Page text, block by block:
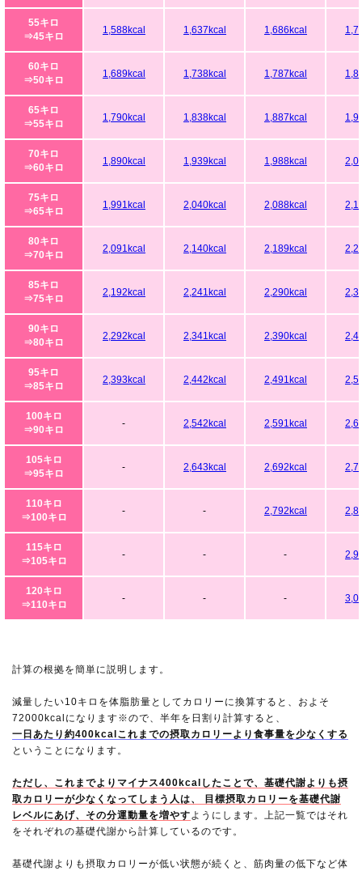
55キロ
⇒45キロ
1,588kcal 1,637kcal 1,686kcal
60キロ
⇒50キロ
1,689kcal 1,738kcal 1,787kcal
65キロ
⇒55キロ
1,790kcal 1,838kcal 1,887kcal
70キロ
⇒60キロ
1,890kcal 1,939kcal 1,988kcal
75キロ
⇒65キロ
1,991kcal 2,040kcal 2,088kcal
80キロ
⇒70キロ
2,091kcal 2,140kcal 2,189kcal
85キロ
⇒75キロ
2,192kcal 2,241kcal 2,290kcal
90キロ
⇒80キロ
2,292kcal 2,341kcal 2,390kcal
95キロ
⇒85キロ
2,393kcal 2,442kcal 2,491kcal
100キロ
⇒90キロ
- 2,542kcal 2,591kcal
105キロ
⇒95キロ
- 2,643kcal 2,692kcal
110キロ
⇒100キロ
- - 2,792kcal
115キロ
⇒105キロ
- - -
120キロ
⇒110キロ
- - -
計算の根拠を簡単に説明します。
減量したい10キロを体脂肪量としてカロリーに換算すると、およそ
72000kcalになります※ので、半年を日割り計算すると、
一日あたり約400kcalこれまでの摂取カロリーより食事量を少なくする
ということになります。
ただし、これまでよりマイナス400kcalしたことで、基礎代謝よりも摂
取カロリーが少なくなってしまう人は、 目標摂取カロリーを基礎代謝
レベルにあげ、その分運動量を増やすようにします。上記一覧ではそれ
をそれぞれの基礎代謝から計算しているのです。
基礎代謝よりも摂取カロリーが低い状態が続くと、筋肉量の低下など体